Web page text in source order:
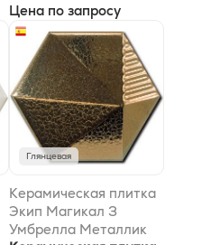
Цена по запросу
Глянцевая
Керамическая плитка
Экип Магикал 3
Умбрелла Металлик